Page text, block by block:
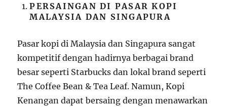
PERSAINGAN DI PASAR KOPI
MALAYSIA DAN SINGAPURA
Pasar kopi di Malaysia dan Singapura sangat
kompetitif dengan hadirnya berbagai brand
besar seperti Starbucks dan lokal brand seperti
The Coffee Bean & Tea Leaf. Namun, Kopi
Kenangan dapat bersaing dengan menawarkan